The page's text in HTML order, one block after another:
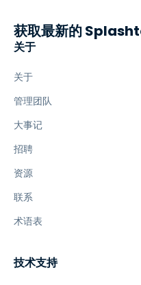
关于
关于
管理团队
大事记
招聘
资源
联系
术语表
技术支持
获取最新的